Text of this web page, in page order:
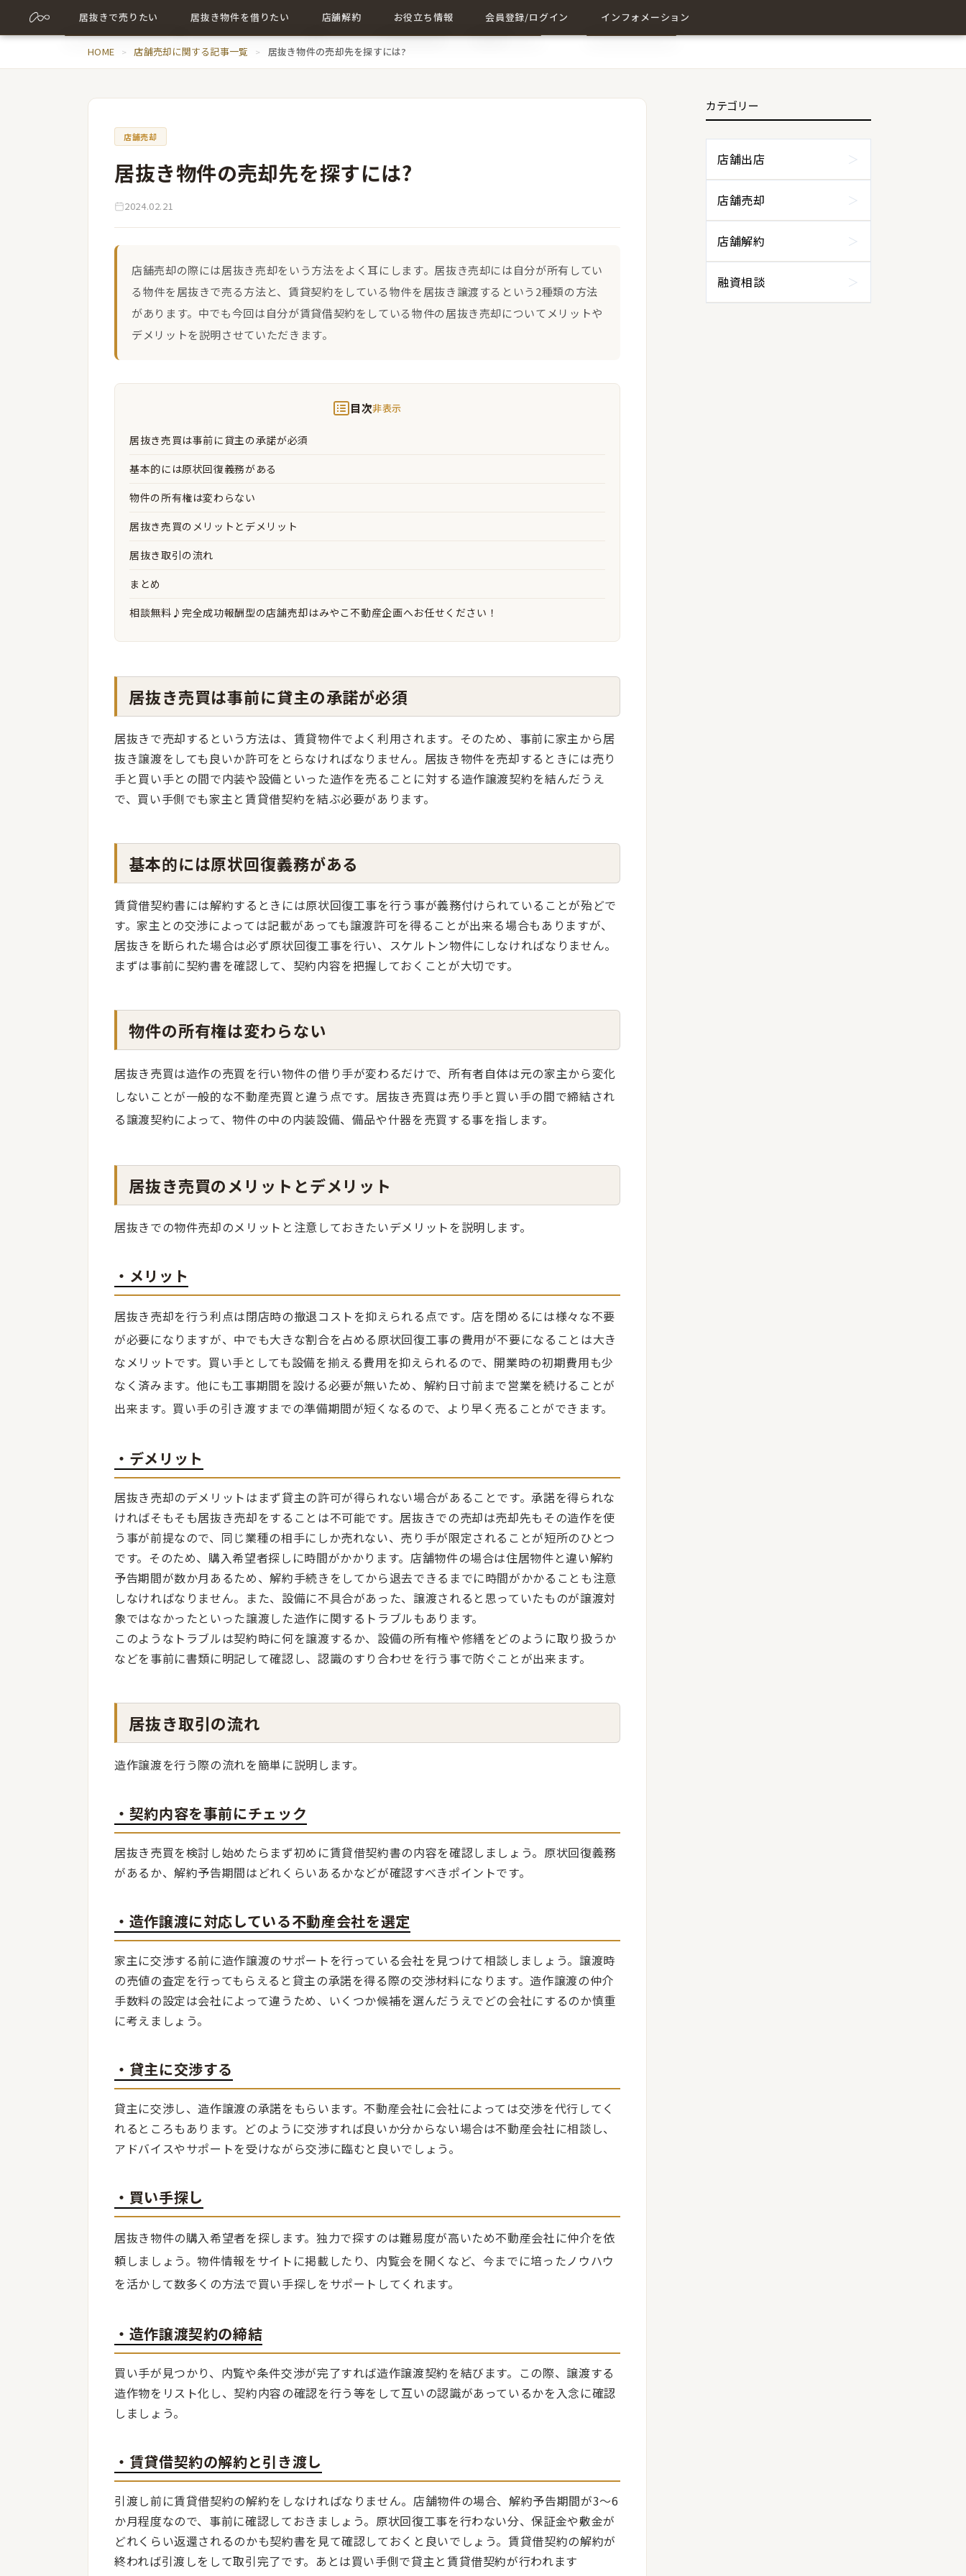
居抜きで売りたい
売却について詳しく
居抜き物件を借りたい
居抜き物件について詳しく
店舗解約
店舗解約について詳しく
お役立ち情報
店舗に関する記事一覧
会員登録/ログイン インフォメーション
HOME 店舗売却に関する記事一覧 居抜き物件の売却先を探すには?
店舗売却
居抜き物件の売却先を探すには?
2024.02.21
店舗売却の際には居抜き売却をいう方法をよく耳にします。居抜き売却には自分が所有してい
る物件を居抜きで売る方法と、賃貸契約をしている物件を居抜き譲渡するという2種類の方法
があります。中でも今回は自分が賃貸借契約をしている物件の居抜き売却についてメリットや
デメリットを説明させていただきます。
目次非表示
居抜き売買は事前に貸主の承諾が必須
基本的には原状回復義務がある
物件の所有権は変わらない
居抜き売買のメリットとデメリット
居抜き取引の流れ
まとめ
相談無料♪完全成功報酬型の店舗売却はみやこ不動産企画へお任せください！
居抜き売買は事前に貸主の承諾が必須
居抜きで売却するという方法は、賃貸物件でよく利用されます。そのため、事前に家主から居
抜き譲渡をしても良いか許可をとらなければなりません。居抜き物件を売却するときには売り
手と買い手との間で内装や設備といった造作を売ることに対する造作譲渡契約を結んだうえ
で、買い手側でも家主と賃貸借契約を結ぶ必要があります。
基本的には原状回復義務がある
賃貸借契約書には解約するときには原状回復工事を行う事が義務付けられていることが殆どで
す。家主との交渉によっては記載があっても譲渡許可を得ることが出来る場合もありますが、
居抜きを断られた場合は必ず原状回復工事を行い、スケルトン物件にしなければなりません。
まずは事前に契約書を確認して、契約内容を把握しておくことが大切です。
物件の所有権は変わらない
居抜き売買は造作の売買を行い物件の借り手が変わるだけで、所有者自体は元の家主から変化
しないことが一般的な不動産売買と違う点です。居抜き売買は売り手と買い手の間で締結され
る譲渡契約によって、物件の中の内装設備、備品や什器を売買する事を指します。
居抜き売買のメリットとデメリット
居抜きでの物件売却のメリットと注意しておきたいデメリットを説明します。
・メリット
居抜き売却を行う利点は閉店時の撤退コストを抑えられる点です。店を閉めるには様々な不要
が必要になりますが、中でも大きな割合を占める原状回復工事の費用が不要になることは大き
なメリットです。買い手としても設備を揃える費用を抑えられるので、開業時の初期費用も少
なく済みます。他にも工事期間を設ける必要が無いため、解約日寸前まで営業を続けることが
出来ます。買い手の引き渡すまでの準備期間が短くなるので、より早く売ることができます。
・デメリット
居抜き売却のデメリットはまず貸主の許可が得られない場合があることです。承諾を得られな
ければそもそも居抜き売却をすることは不可能です。居抜きでの売却は売却先もその造作を使
う事が前提なので、同じ業種の相手にしか売れない、売り手が限定されることが短所のひとつ
です。そのため、購入希望者探しに時間がかかります。店舗物件の場合は住居物件と違い解約
予告期間が数か月あるため、解約手続きをしてから退去できるまでに時間がかかることも注意
しなければなりません。また、設備に不具合があった、譲渡されると思っていたものが譲渡対
象ではなかったといった譲渡した造作に関するトラブルもあります。
このようなトラブルは契約時に何を譲渡するか、設備の所有権や修繕をどのように取り扱うか
などを事前に書類に明記して確認し、認識のすり合わせを行う事で防ぐことが出来ます。
居抜き取引の流れ
造作譲渡を行う際の流れを簡単に説明します。
・契約内容を事前にチェック
居抜き売買を検討し始めたらまず初めに賃貸借契約書の内容を確認しましょう。原状回復義務
があるか、解約予告期間はどれくらいあるかなどが確認すべきポイントです。
・造作譲渡に対応している不動産会社を選定
家主に交渉する前に造作譲渡のサポートを行っている会社を見つけて相談しましょう。譲渡時
の売値の査定を行ってもらえると貸主の承諾を得る際の交渉材料になります。造作譲渡の仲介
手数料の設定は会社によって違うため、いくつか候補を選んだうえでどの会社にするのか慎重
に考えましょう。
・貸主に交渉する
貸主に交渉し、造作譲渡の承諾をもらいます。不動産会社に会社によっては交渉を代行してく
れるところもあります。どのように交渉すれば良いか分からない場合は不動産会社に相談し、
アドバイスやサポートを受けながら交渉に臨むと良いでしょう。
・買い手探し
居抜き物件の購入希望者を探します。独力で探すのは難易度が高いため不動産会社に仲介を依
頼しましょう。物件情報をサイトに掲載したり、内覧会を開くなど、今までに培ったノウハウ
を活かして数多くの方法で買い手探しをサポートしてくれます。
・造作譲渡契約の締結
買い手が見つかり、内覧や条件交渉が完了すれば造作譲渡契約を結びます。この際、譲渡する
造作物をリスト化し、契約内容の確認を行う等をして互いの認識があっているかを入念に確認
しましょう。
・賃貸借契約の解約と引き渡し
引渡し前に賃貸借契約の解約をしなければなりません。店舗物件の場合、解約予告期間が3～6
か月程度なので、事前に確認しておきましょう。原状回復工事を行わない分、保証金や敷金が
どれくらい返還されるのかも契約書を見て確認しておくと良いでしょう。賃貸借契約の解約が
終われば引渡しをして取引完了です。あとは買い手側で貸主と賃貸借契約が行われます
カテゴリー
店舗出店
店舗売却
店舗解約
融資相談